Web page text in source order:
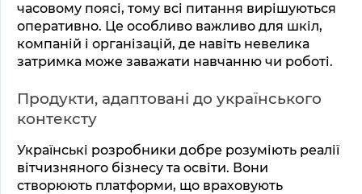
часовому поясі, тому всі питання вирішуються
оперативно. Це особливо важливо для шкіл,
компаній і організацій, де навіть невелика
затримка може заважати навчанню чи роботі.
Продукти, адаптовані до українського
контексту
Українські розробники добре розуміють реалії
вітчизняного бізнесу та освіти. Вони
створюють платформи, що враховують